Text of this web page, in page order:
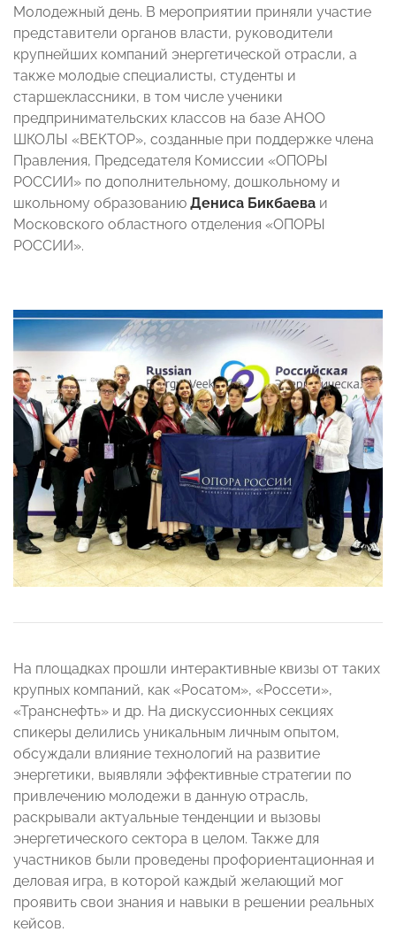
Молодежный день. В мероприятии приняли участие
представители органов власти, руководители
крупнейших компаний энергетической отрасли, а
также молодые специалисты, студенты и
старшеклассники, в том числе ученики
предпринимательских классов на базе АНОО
ШКОЛЫ «ВЕКТОР», созданные при поддержке члена
Правления, Председателя Комиссии «ОПОРЫ
РОССИИ» по дополнительному, дошкольному и
школьному образованию Дениса Бикбаева и
Московского областного отделения «ОПОРЫ
РОССИИ».
На площадках прошли интерактивные квизы от таких
крупных компаний, как «Росатом», «Россети»,
«Транснефть» и др. На дискуссионных секциях
спикеры делились уникальным личным опытом,
обсуждали влияние технологий на развитие
энергетики, выявляли эффективные стратегии по
привлечению молодежи в данную отрасль,
раскрывали актуальные тенденции и вызовы
энергетического сектора в целом. Также для
участников были проведены профориентационная и
деловая игра, в которой каждый желающий мог
проявить свои знания и навыки в решении реальных
кейсов.